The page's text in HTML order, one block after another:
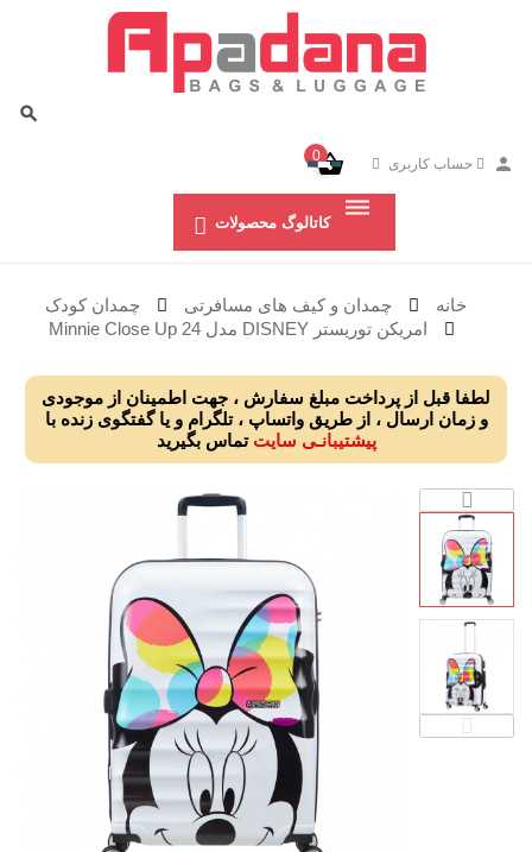
حساب کاربری 0
کاتالوگ محصولات
خانه چمدان و کیف های مسافرتی
چمدان کودک
امریکن توریستر DISNEY مدل Minnie Close Up 24
لطفا قبل از پرداخت مبلغ سفارش ، جهت اطمینان از موجودی
و زمان ارسال ، از طریق واتساپ ، تلگرام و یا گفتگوی زنده با
پیشتیبانـی سایتتماس بگیرید